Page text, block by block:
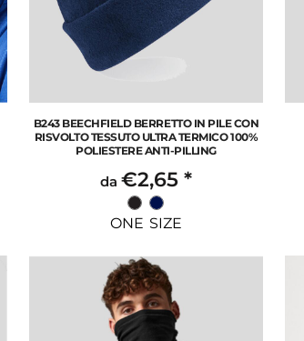
B243 BEECHFIELD BERRETTO IN PILE CON
RISVOLTO TESSUTO ULTRA TERMICO 100%
POLIESTERE ANTI-PILLING
da €2,65 *
ONE SIZE